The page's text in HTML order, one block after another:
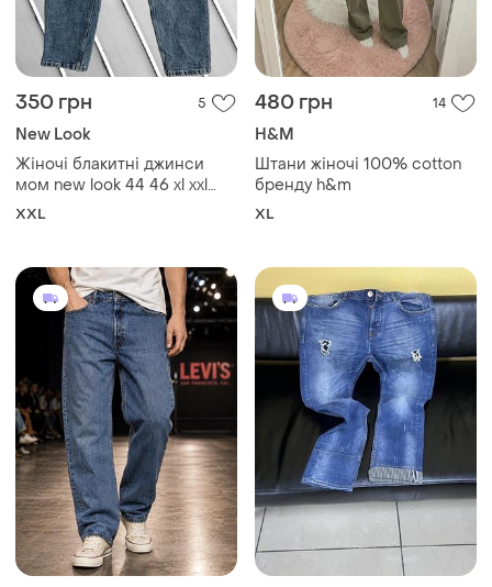
350 грн 5
New Look
Жіночі блакитні джинси
мом new look 44 46 xl xxl
оригінал нью лук mom fit з
XXL
480 грн 14
H&M
Штани жіночі 100% cotton
бренду h&m
XL